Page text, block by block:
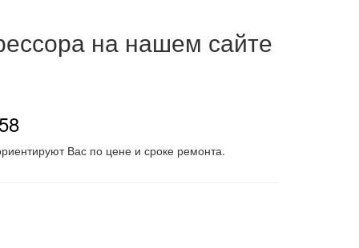
на нашем сайте
Вас по цене и сроке ремонта.